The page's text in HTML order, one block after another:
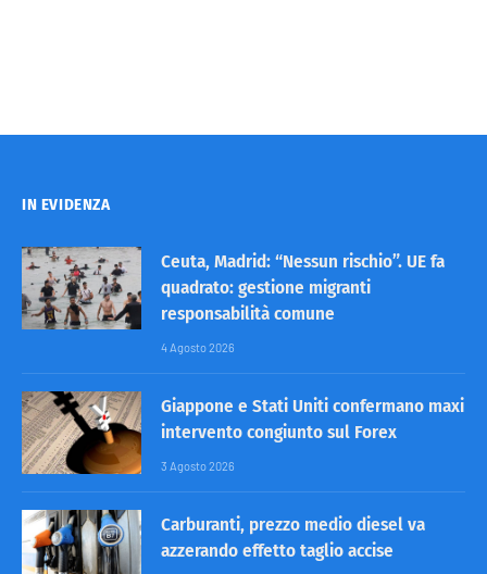
IN EVIDENZA
Ceuta, Madrid: “Nessun rischio”. UE fa
quadrato: gestione migranti
responsabilità comune
4 Agosto 2026
Giappone e Stati Uniti confermano maxi
intervento congiunto sul Forex
3 Agosto 2026
Carburanti, prezzo medio diesel va
azzerando effetto taglio accise